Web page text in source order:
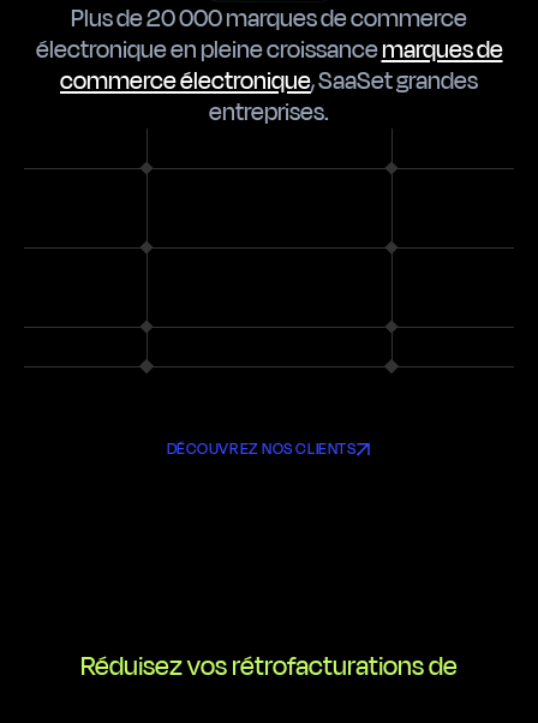
Plus de 20 000 marques de commerce
électronique en pleine croissancemarques de
commerce électronique,SaaSetgrandes
entreprises.
DÉCOUVREZ NOS CLIENTS
Réduisez vos rétrofacturations de